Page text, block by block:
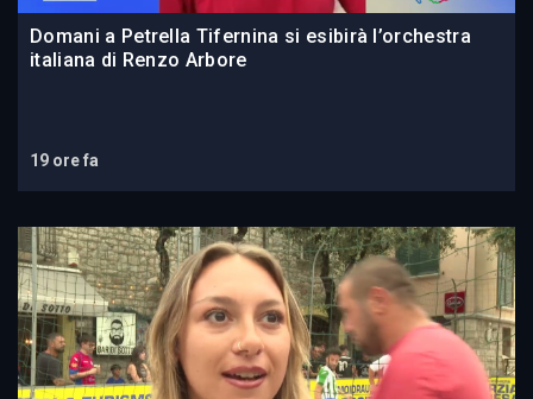
Domani a Petrella Tifernina si esibirà l’orchestra
italiana di Renzo Arbore
19 ore fa